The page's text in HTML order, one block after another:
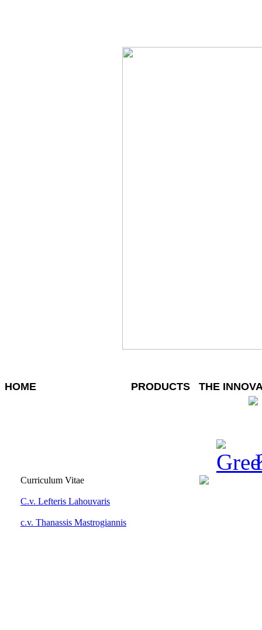
HOME PRODUCTS THE
Curriculum Vitae
C.v. Lefteris Lahouvaris
c.v. Thanassis Mastrogiannis